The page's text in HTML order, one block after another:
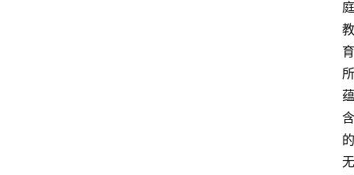
庭
教
育
所
蕴
含
的
无